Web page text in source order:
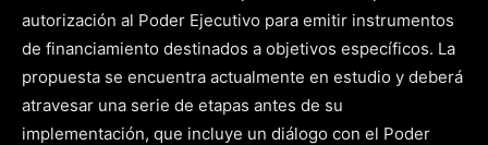
autorización al Poder Ejecutivo para emitir instrumentos
de financiamiento destinados a objetivos específicos. La
propuesta se encuentra actualmente en estudio y deberá
atravesar una serie de etapas antes de su
implementación, que incluye un diálogo con el Poder